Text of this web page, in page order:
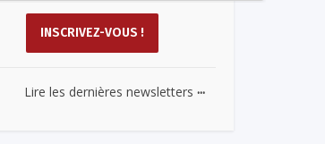
Lire les dernières newsletters ...